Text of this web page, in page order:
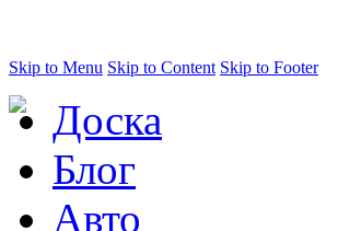
Skip to Menu Skip to Content Skip to Footer
Доска
Блог
Авто